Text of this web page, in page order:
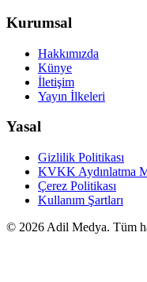
Kurumsal
Hakkımızda
Künye
İletişim
Yayın İlkeleri
Yasal
Gizlilik Politikası
KVKK Aydınlatma
Çerez Politikası
Kullanım Şartları
© 2026 Adil Medya. Tüm